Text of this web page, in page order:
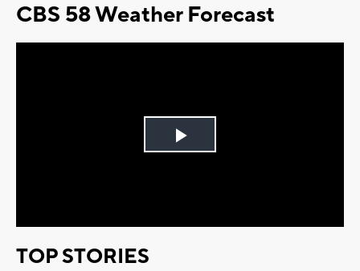
CBS 58 Weather Forecast
Play
TOP STORIES